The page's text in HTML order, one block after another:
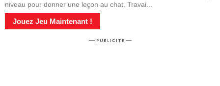
niveau pour donner une leçon au chat. Travai...
Jouez Jeu Maintenant !